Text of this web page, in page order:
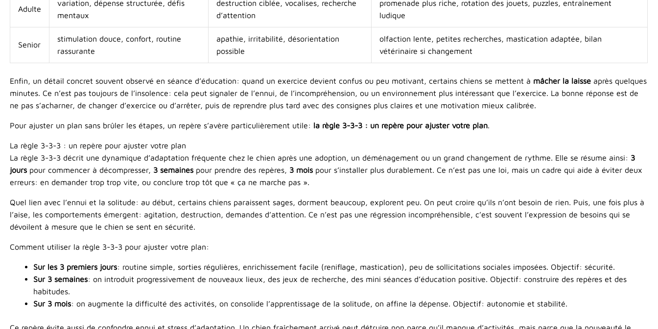
Adulte
variation, dépense structurée, défis
mentaux
destruction ciblée, vocalises, recherche
d’attention
promenade plus riche, rotation des jouets, puzzles, entraînement
ludique
Senior
stimulation douce, confort, routine
rassurante
apathie, irritabilité, désorientation
possible
olfaction lente, petites recherches, mastication adaptée, bilan
vétérinaire si changement
Enfin, un détail concret souvent observé en séance d’éducation: quand un exercice devient confus ou peu motivant, certains chiens se mettent à mâcher la laisse après quelques
minutes. Ce n’est pas toujours de l’insolence: cela peut signaler de l’ennui, de l’incompréhension, ou un environnement plus intéressant que l’exercice. La bonne réponse est de
ne pas s’acharner, de changer d’exercice ou d’arrêter, puis de reprendre plus tard avec des consignes plus claires et une motivation mieux calibrée.
Pour ajuster un plan sans brûler les étapes, un repère s’avère particulièrement utile: la règle 3-3-3 : un repère pour ajuster votre plan.
La règle 3-3-3 : un repère pour ajuster votre plan
La règle 3-3-3 décrit une dynamique d’adaptation fréquente chez le chien après une adoption, un déménagement ou un grand changement de rythme. Elle se résume ainsi: 3
jours pour commencer à décompresser, 3 semaines pour prendre des repères, 3 mois pour s’installer plus durablement. Ce n’est pas une loi, mais un cadre qui aide à éviter deux
erreurs: en demander trop trop vite, ou conclure trop tôt que « ça ne marche pas ».
Quel lien avec l’ennui et la solitude: au début, certains chiens paraissent sages, dorment beaucoup, explorent peu. On peut croire qu’ils n’ont besoin de rien. Puis, une fois plus à
l’aise, les comportements émergent: agitation, destruction, demandes d’attention. Ce n’est pas une régression incompréhensible, c’est souvent l’expression de besoins qui se
dévoilent à mesure que le chien se sent en sécurité.
Comment utiliser la règle 3-3-3 pour ajuster votre plan:
Sur les 3 premiers jours: routine simple, sorties régulières, enrichissement facile (reniflage, mastication), peu de sollicitations sociales imposées. Objectif: sécurité.
Sur 3 semaines: on introduit progressivement de nouveaux lieux, des jeux de recherche, des mini séances d’éducation positive. Objectif: construire des repères et des
habitudes.
Sur 3 mois: on augmente la difficulté des activités, on consolide l’apprentissage de la solitude, on affine la dépense. Objectif: autonomie et stabilité.